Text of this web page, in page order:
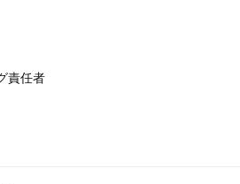
責任者